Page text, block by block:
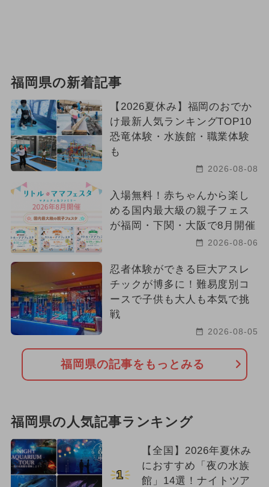
福岡県の新着記事
【2026夏休み】福岡のおでか
け最新人気ランキングTOP10
恐竜体験・水族館・職業体験
も
2026-08-08
入場無料！赤ちゃんから楽し
める国内最大級の親子フェス
が福岡・下関・大阪で8月開催
2026-08-06
忍者体験ができる巨大アスレ
チックが博多に！難易度別コ
ースで子供も大人も本気で挑
戦
2026-08-05
福岡県の記事をもっとみる
福岡県の人気記事ランキング
1
【全国】2026年夏休み
におすすめ「夜の水族
館」14選！ナイトツア